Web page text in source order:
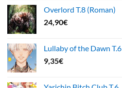
Overlord T.8 (Roman)
24,90€
Lullaby of the Dawn T.6
9,35€